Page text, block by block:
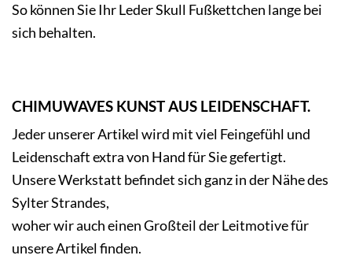
So können Sie Ihr Leder Skull Fußkettchen lange bei
sich behalten.
CHIMUWAVES KUNST AUS LEIDENSCHAFT.
Jeder unserer Artikel wird mit viel Feingefühl und
Leidenschaft extra von Hand für Sie gefertigt.
Unsere Werkstatt befindet sich ganz in der Nähe des
Sylter Strandes,
woher wir auch einen Großteil der Leitmotive für
unsere Artikel finden.